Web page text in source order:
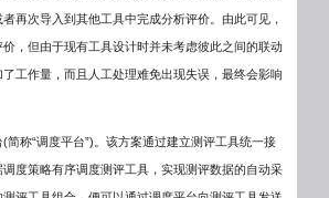
再次导入到其他工具中完成分析评价。由此可见，
，但由于现有工具设计时并未考虑彼此之间的联动
工作量，而且人工处理难免出现失误，最终会影响
称“调度平台”)。该方案通过建立测评工具统一接
度策略有序调度测评工具，实现测评数据的自动采